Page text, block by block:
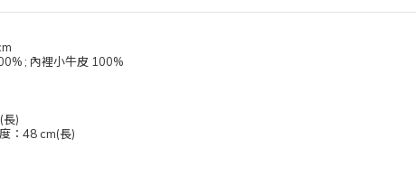
; 內裡小牛皮 100%
長)
：48 cm(長)